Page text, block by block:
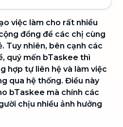
việc làm cho rất nhiều
đồng để các chị cùng
Tuy nhiên, bên cạnh các
quý mến bTaskee thì
hợp tự liên hệ và làm việc
qua hệ thống. Điều này
bTaskee mà chính các
chịu nhiều ảnh hưởng